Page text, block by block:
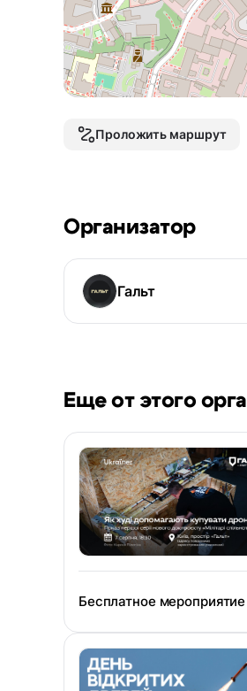
Проложить маршрут
Организатор
Гальт
Еще от этого
Бесплатное мероприятие